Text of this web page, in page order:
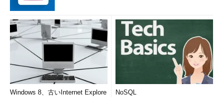
Windows 8、古いInternet Explore
NoSQL